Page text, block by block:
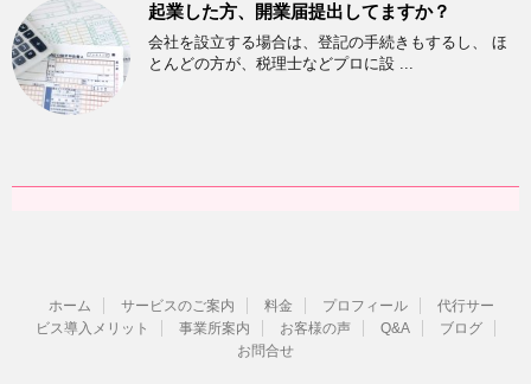
起業した方、開業届提出してますか？
会社を設立する場合は、登記の手続きもするし、 ほ
とんどの方が、税理士などプロに設 ...
ホーム サービスのご案内 料金 プロフィール
代行サー
ビス導入メリット
事業所案内 お客様の声 Q&A
ブログ
お問合せ